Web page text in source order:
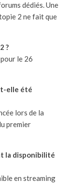
dédiés. Une
2 ne fait que
?
le 26
t-elle été
lors de la
premier
la disponibilité
en streaming